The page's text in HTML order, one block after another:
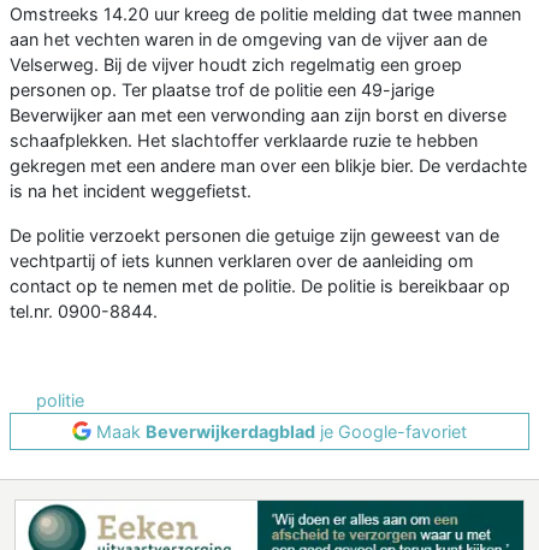
Omstreeks 14.20 uur kreeg de politie melding dat twee mannen
aan het vechten waren in de omgeving van de vijver aan de
Velserweg. Bij de vijver houdt zich regelmatig een groep
personen op. Ter plaatse trof de politie een 49-jarige
Beverwijker aan met een verwonding aan zijn borst en diverse
schaafplekken. Het slachtoffer verklaarde ruzie te hebben
gekregen met een andere man over een blikje bier. De verdachte
is na het incident weggefietst.
De politie verzoekt personen die getuige zijn geweest van de
vechtpartij of iets kunnen verklaren over de aanleiding om
contact op te nemen met de politie. De politie is bereikbaar op
tel.nr. 0900-8844.
politie
Maak Beverwijkerdagblad je Google-favoriet